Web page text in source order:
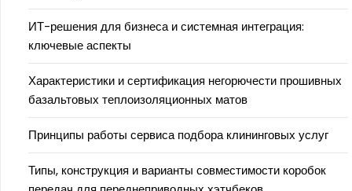
ИТ-решения для бизнеса и системная интеграция:
ключевые аспекты
Характеристики и сертификация негорючести прошивных
базальтовых теплоизоляционных матов
Принципы работы сервиса подбора клининговых услуг
Типы, конструкция и варианты совместимости коробок